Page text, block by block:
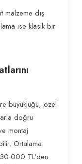
malzeme dış
ise klasik bir
büyüklüğü, özel
doğru
montaj
Ortalama
TL'den